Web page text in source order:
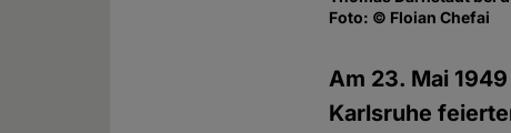
Foto: © Floian Chefai
Am 23. Mai
Karlsruhe